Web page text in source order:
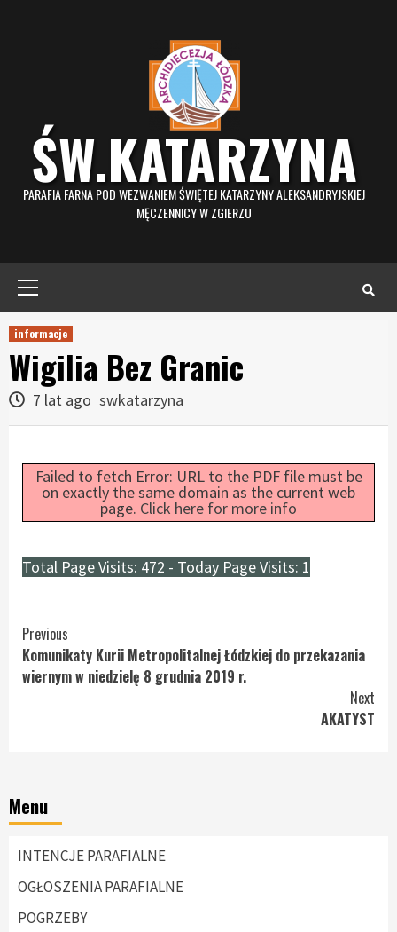
ŚW.KATARZYNA
PARAFIA FARNA POD WEZWANIEM ŚWIĘTEJ KATARZYNY ALEKSANDRYJSKIEJ
MĘCZENNICY W ZGIERZU
informacje
Wigilia Bez Granic
7 lat ago swkatarzyna
Failed to fetch Error: URL to the PDF file must be
on exactly the same domain as the current web
page. Click here for more info
Total Page Visits: 472 - Today Page Visits: 1
Continue
Reading
Previous
Komunikaty Kurii Metropolitalnej Łódzkiej do przekazania
wiernym w niedzielę 8 grudnia 2019 r.
Next
AKATYST
Menu
INTENCJE PARAFIALNE
OGŁOSZENIA PARAFIALNE
POGRZEBY